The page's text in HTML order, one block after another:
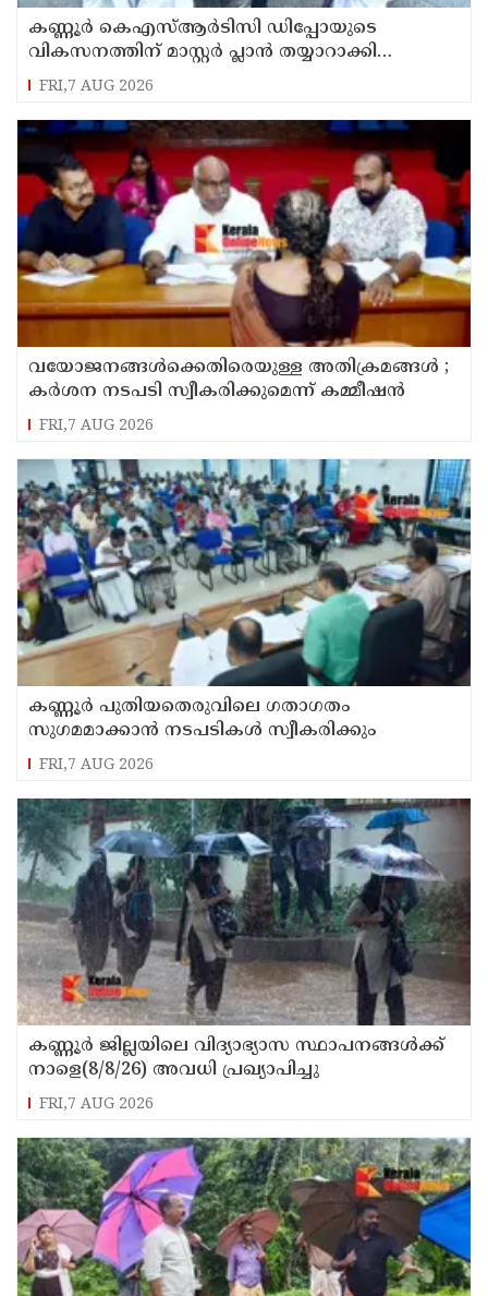
കണ്ണൂർ കെഎസ്ആർടിസി ഡിപ്പോയുടെ
വികസനത്തിന് മാസ്റ്റർ പ്ലാൻ തയ്യാറാക്കി
സമർപ്പിക്കും : ടി ഒ മോഹനൻ എം എൽ എ
FRI,7 AUG 2026
വയോജനങ്ങൾക്കെതിരെയുള്ള അതിക്രമങ്ങൾ ;
കർശന നടപടി സ്വീകരിക്കുമെന്ന് കമ്മീഷൻ
FRI,7 AUG 2026
കണ്ണൂർ പുതിയതെരുവിലെ ഗതാഗതം
സുഗമമാക്കാന്‍ നടപടികള്‍ സ്വീകരിക്കും
FRI,7 AUG 2026
കണ്ണൂർ ജില്ലയിലെ വിദ്യാഭ്യാസ സ്ഥാപനങ്ങള്‍ക്ക്
നാളെ(8/8/26) അവധി പ്രഖ്യാപിച്ചു
FRI,7 AUG 2026